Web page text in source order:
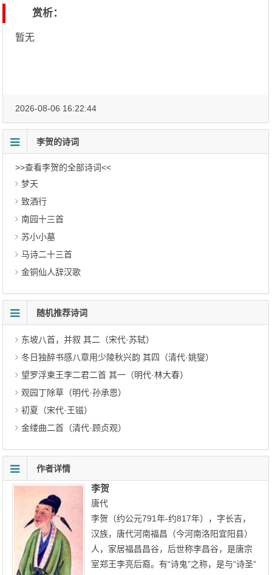
赏析：
暂无
2026-08-06 16:22:44
李贺的诗词
>>查看李贺的全部诗词<<
梦天
致酒行
南园十三首
苏小小墓
马诗二十三首
金铜仙人辞汉歌
随机推荐诗词
东坡八首，并叙 其二（宋代·苏轼）
冬日独醉书感八章用少陵秋兴韵 其四（清代·姚燮）
望罗浮柬王李二君二首 其一（明代·林大春）
观园丁除草（明代·孙承恩）
初夏（宋代·王镃）
金缕曲二首（清代·顾贞观）
作者详情
李贺
唐代
李贺（约公元791年-约817年），字长吉，
汉族，唐代河南福昌（今河南洛阳宜阳县）
人，家居福昌昌谷，后世称李昌谷，是唐宗
室郑王李亮后裔。有“诗鬼”之称，是与“诗圣”